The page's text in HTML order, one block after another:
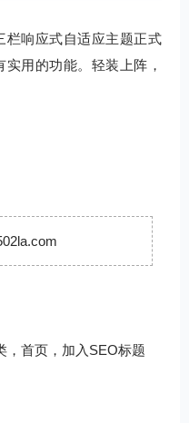
栏响应式自适应主题正式
用的功能。轻装上阵，
，首页，加入SEO标题